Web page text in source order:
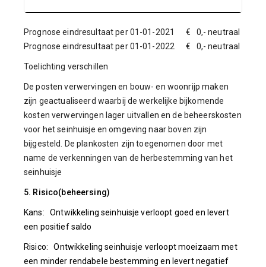
Prognose eindresultaat per 01-01-2021 € 0,- neutraal
Prognose eindresultaat per 01-01-2022 € 0,- neutraal
Toelichting verschillen
De posten verwervingen en bouw- en woonrijp maken
zijn geactualiseerd waarbij de werkelijke bijkomende
kosten verwervingen lager uitvallen en de beheerskosten
voor het seinhuisje en omgeving naar boven zijn
bijgesteld. De plankosten zijn toegenomen door met
name de verkenningen van de herbestemming van het
seinhuisje
5. Risico(beheersing)
Kans: Ontwikkeling seinhuisje verloopt goed en levert
een positief saldo
Risico: Ontwikkeling seinhuisje verloopt moeizaam met
een minder rendabele bestemming en levert negatief